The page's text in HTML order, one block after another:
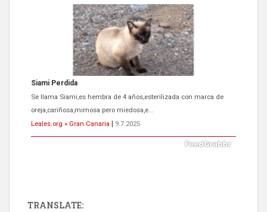
Siami Perdida
Se llama Siami,es hembra de 4 años,esterilizada con marca de
oreja,cariñosa,mimosa pero miedosa,e...
Leales.org » Gran Canaria
9.7.2025
TRANSLATE: